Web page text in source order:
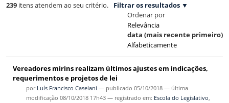
239 itens atendem ao seu critério.
Filtrar os resultados
Ordenar por
Relevância
data (mais recente primeiro)
Alfabeticamente
Vereadores mirins realizam últimos ajustes em indicações,
requerimentos e projetos de lei
por Luís Francisco Caselani — publicado 05/10/2018 — última
modificação 08/10/2018 17h43 — registrado em: Escola do Legislativo,